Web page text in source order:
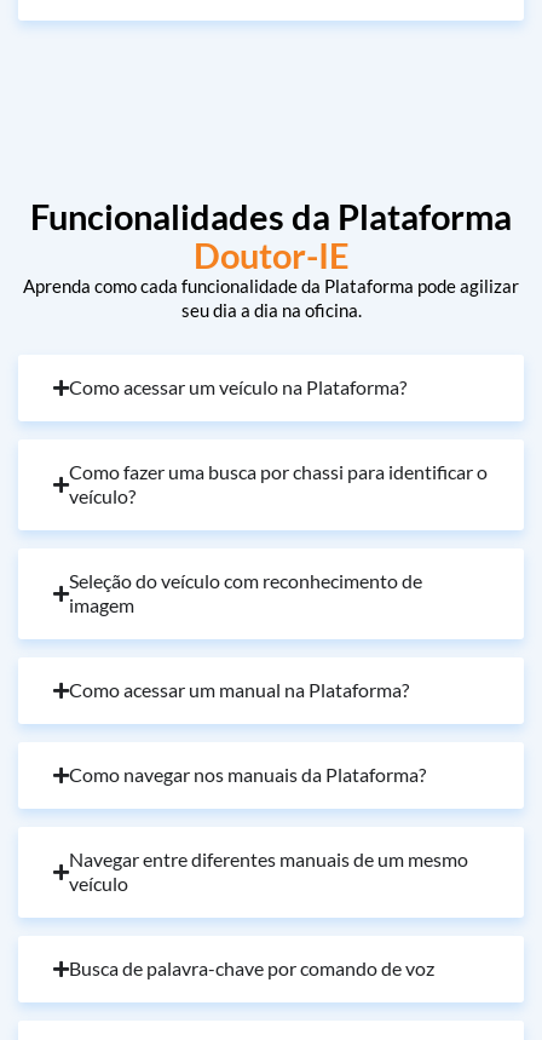
Funcionalidades da Plataforma
Doutor-IE
Aprenda como cada funcionalidade da Plataforma pode agilizar
seu dia a dia na oficina.
Como acessar um veículo na Plataforma?
Como fazer uma busca por chassi para identificar o
veículo?
Seleção do veículo com reconhecimento de
imagem
Como acessar um manual na Plataforma?
Como navegar nos manuais da Plataforma?
Navegar entre diferentes manuais de um mesmo
veículo
Busca de palavra-chave por comando de voz